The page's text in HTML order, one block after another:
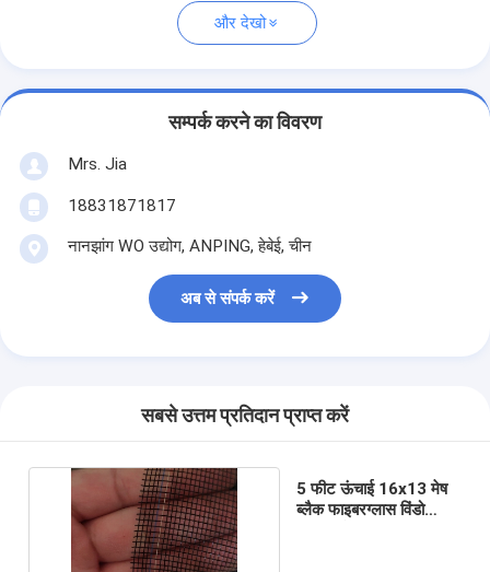
और देखो
सम्पर्क करने का विवरण
Mrs. Jia
18831871817
नानझांग WO उद्योग, ANPING, हेबेई, चीन
अब से संपर्क करें
सबसे उत्तम प्रतिदान प्राप्त करें
5 फीट ऊंचाई 16x13 मेष
ब्लैक फाइबरग्लास विंडो